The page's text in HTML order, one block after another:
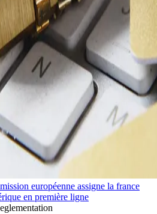
européenne assigne la france
en première ligne